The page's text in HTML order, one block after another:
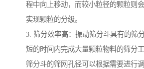
程中向上移动，而较小粒径的颗粒则
实现颗粒的分级。
3. 筛分效率高：振动筛分斗具有的筛
短的时间内完成大量颗粒物料的筛分
筛分斗的筛网孔径可以根据需要进行